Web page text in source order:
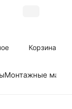
Корзина
Монтажные